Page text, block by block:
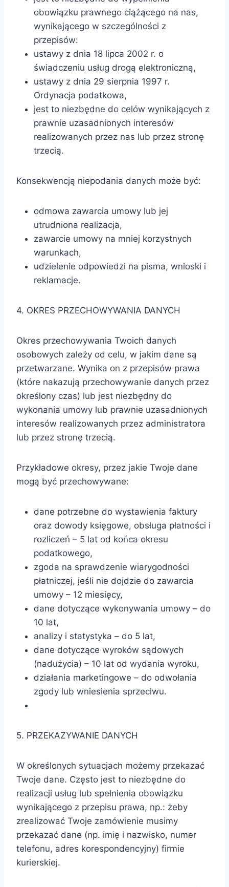
obowiązku prawnego ciążącego na nas,
wynikającego w szczególności z
przepisów:
ustawy z dnia 18 lipca 2002 r. o
świadczeniu usług drogą elektroniczną,
ustawy z dnia 29 sierpnia 1997 r.
Ordynacja podatkowa,
jest to niezbędne do celów wynikających z
prawnie uzasadnionych interesów
realizowanych przez nas lub przez stronę
trzecią.
Konsekwencją niepodania danych może być:
odmowa zawarcia umowy lub jej
utrudniona realizacja,
zawarcie umowy na mniej korzystnych
warunkach,
udzielenie odpowiedzi na pisma, wnioski i
reklamacje.
4. OKRES PRZECHOWYWANIA DANYCH
Okres przechowywania Twoich danych
osobowych zależy od celu, w jakim dane są
przetwarzane. Wynika on z przepisów prawa
(które nakazują przechowywanie danych przez
określony czas) lub jest niezbędny do
wykonania umowy lub prawnie uzasadnionych
interesów realizowanych przez administratora
lub przez stronę trzecią.
Przykładowe okresy, przez jakie Twoje dane
mogą być przechowywane:
dane potrzebne do wystawienia faktury
oraz dowody księgowe, obsługa płatności i
rozliczeń – 5 lat od końca okresu
podatkowego,
zgoda na sprawdzenie wiarygodności
płatniczej, jeśli nie dojdzie do zawarcia
umowy – 12 miesięcy,
dane dotyczące wykonywania umowy – do
10 lat,
analizy i statystyka – do 5 lat,
dane dotyczące wyroków sądowych
(nadużycia) – 10 lat od wydania wyroku,
działania marketingowe – do odwołania
zgody lub wniesienia sprzeciwu.
5. PRZEKAZYWANIE DANYCH
W określonych sytuacjach możemy przekazać
Twoje dane. Często jest to niezbędne do
realizacji usług lub spełnienia obowiązku
wynikającego z przepisu prawa, np.: żeby
zrealizować Twoje zamówienie musimy
przekazać dane (np. imię i nazwisko, numer
telefonu, adres korespondencyjny) firmie
kurierskiej.